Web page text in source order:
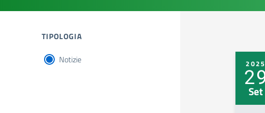
TIPOLOGIA
tipologia di articoli
Notizie 2025
Set